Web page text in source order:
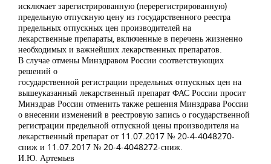
исключает зарегистрированную (перерегистрированную)
предельную отпускную цену из государственного реестра
предельных отпускных цен производителей на
лекарственные препараты, включенные в перечень жизненно
необходимых и важнейших лекарственных препаратов.
В случае отмены Минздравом России соответствующих
решений о
государственной регистрации предельных отпускных цен на
вышеуказанный лекарственный препарат ФАС России просит
Минздрав России отменить также решения Минздрава России
о внесении изменений в реестровую запись о государственной
регистрации предельной отпускной цены производителя на
лекарственный препарат от 11.07.2017 № 20-4-4048270-
сниж и 11.07.2017 № 20-4-4048272-сниж.
И.Ю. Артемьев